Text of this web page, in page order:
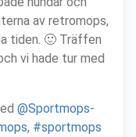
av retromops,
tiden. 🙂 Träffen
vi hade tur med
@Sportmops-
, #sportmops